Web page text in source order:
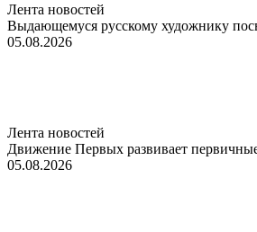
Лента новостей
Выдающемуся русскому художнику
05.08.2026
Лента новостей
Движение Первых развивает
05.08.2026